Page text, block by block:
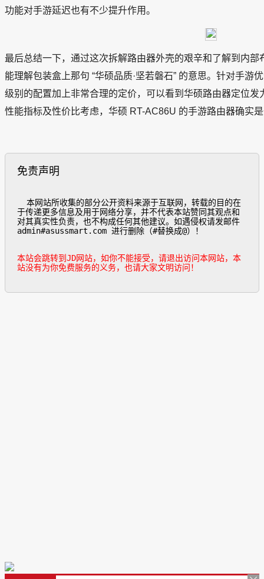
功能对手游延迟也有不少提升作用。
最后总结一下，通过这次拆解路由器外壳的艰辛和了解到内
能理解包装盒上那句 “华硕品质·坚若磐石” 的意思。针对手游
级别的配置加上非常合理的定价，可以看到华硕路由器定位
性能指标及性价比考虑，华硕 RT-AC86U 的手游路由器确实
免责声明
于传递更多信息及用于网络分享，并不代表本站赞同其观点和
对其真实性负责，也不构成任何其他建议。如遇侵权请发邮件
admin#asussmart.com 进行删除（#替换成@）！
本站会跳转到JD网站，如你不能接受，请退出访问本网站，本
站没有为你免费服务的义务，也请大家文明访问！